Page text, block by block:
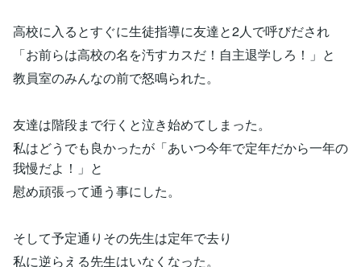
高校に入るとすぐに生徒指導に友達と2人で呼びだされ
「お前らは高校の名を汚すカスだ！自主退学しろ！」と
教員室のみんなの前で怒鳴られた。
友達は階段まで行くと泣き始めてしまった。
私はどうでも良かったが「あいつ今年で定年だから一年の
我慢だよ！」と
慰め頑張って通う事にした。
そして予定通りその先生は定年で去り
私に逆らえる先生はいなくなった。